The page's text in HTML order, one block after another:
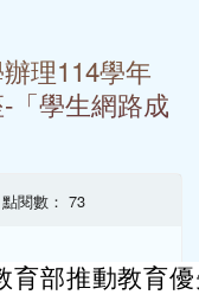
理114學年
「學生網路成
閱數： 73
育部推動教育